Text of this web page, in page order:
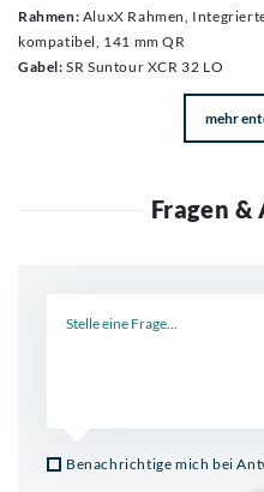
Rahmen: AluxX Rahmen,
kompatibel, 141 mm QR
Gabel: SR Suntour XCR 32 LO
mehr
Fragen
Benachrichtige mich bei